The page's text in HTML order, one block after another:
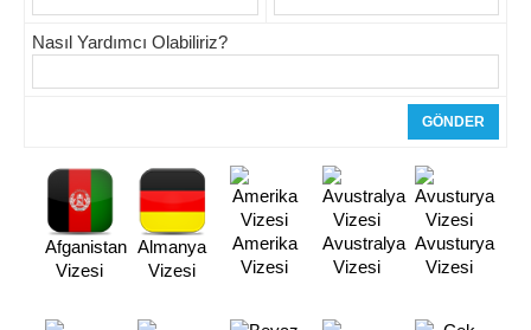
Nasıl Yardımcı Olabiliriz?
Afganistan
Vizesi
Almanya
Vizesi
Amerika
Vizesi
Avustralya
Vizesi
Avusturya
Vizesi